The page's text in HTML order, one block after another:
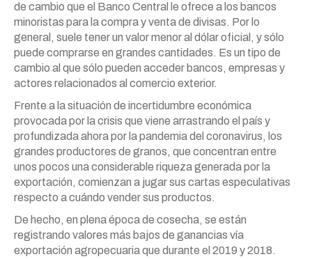
de cambio que el Banco Central le ofrece a los bancos
minoristas para la compra y venta de divisas. Por lo
general, suele tener un valor menor al dólar oficial, y sólo
puede comprarse en grandes cantidades. Es un tipo de
cambio al que sólo pueden acceder bancos, empresas y
actores relacionados al comercio exterior.
Frente a la situación de incertidumbre económica
provocada por la crisis que viene arrastrando el país y
profundizada ahora por la pandemia del coronavirus, los
grandes productores de granos, que concentran entre
unos pocos una considerable riqueza generada por la
exportación, comienzan a jugar sus cartas especulativas
respecto a cuándo vender sus productos.
De hecho, en plena época de cosecha, se están
registrando valores más bajos de ganancias vía
exportación agropecuaria que durante el 2019 y 2018.